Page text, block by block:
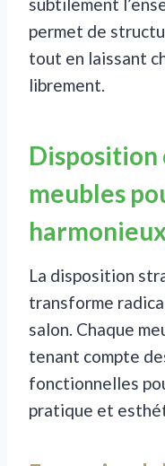
permet de
tout en laissant
librement.
Disposition
meubles
La disposition
transforme
salon. Chaque
tenant compte
fonctionnelles
pratique et